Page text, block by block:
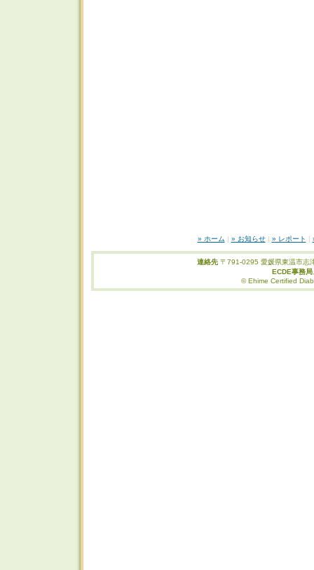
» ホーム | » お知らせ| » レポート |
連絡先 〒791-0295 愛媛県東温市志
ECDE事務
© Ehime Certified